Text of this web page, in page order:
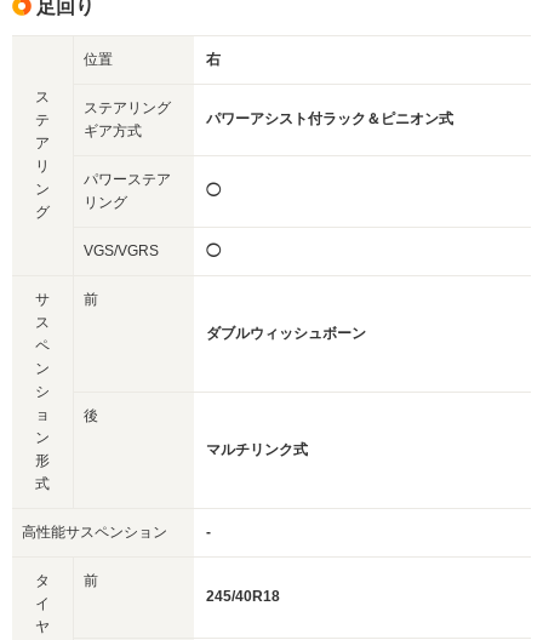
足回り
ス
テ
ア
リ
ン
グ
位置 右
ステアリング
ギア方式
パワーアシスト付ラック＆ピニオン式
パワーステア
リング
◯
VGS/VGRS ◯
サ
ス
ペ
ン
シ
ョ
ン
形
式
前
ダブルウィッシュボーン
後
マルチリンク式
高性能サスペンション -
タ
イ
ヤ
前
245/40R18